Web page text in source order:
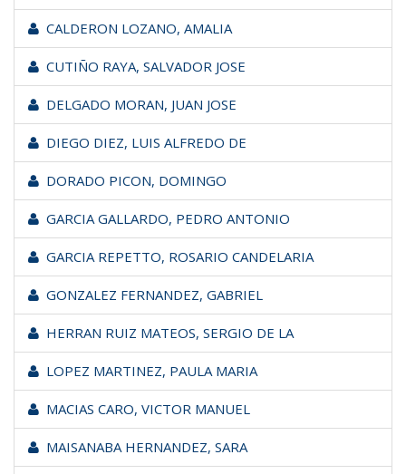
CALDERON LOZANO, AMALIA
CUTIÑO RAYA, SALVADOR JOSE
DELGADO MORAN, JUAN JOSE
DIEGO DIEZ, LUIS ALFREDO DE
DORADO PICON, DOMINGO
GARCIA GALLARDO, PEDRO ANTONIO
GARCIA REPETTO, ROSARIO CANDELARIA
GONZALEZ FERNANDEZ, GABRIEL
HERRAN RUIZ MATEOS, SERGIO DE LA
LOPEZ MARTINEZ, PAULA MARIA
MACIAS CARO, VICTOR MANUEL
MAISANABA HERNANDEZ, SARA